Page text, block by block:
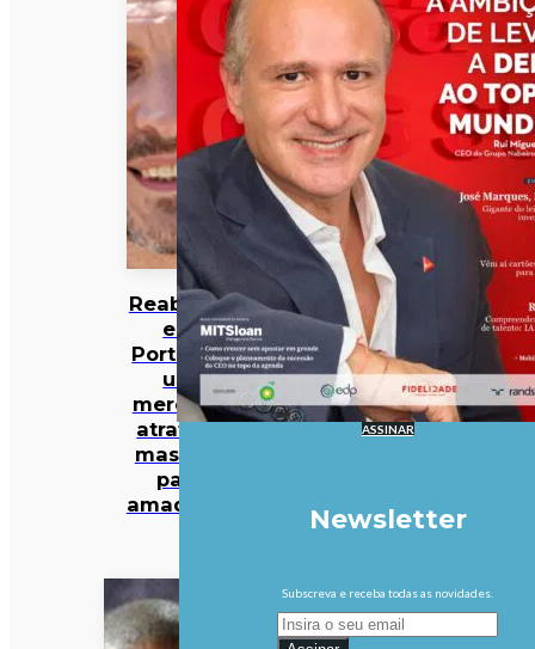
Reabilitar
em
Portugal:
um
mercado
atrativo,
mas não
para
amadores
ASSINAR
Newsletter
Subscreva e receba todas as novidades.